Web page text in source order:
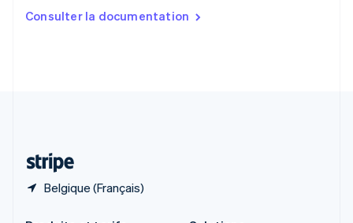
Consulter la documentation
Belgique (Français)
English